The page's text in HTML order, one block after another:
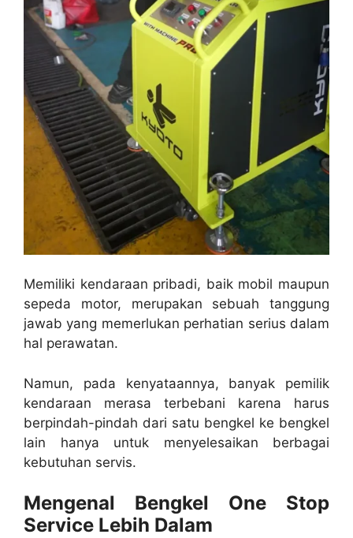
Memiliki kendaraan pribadi, baik mobil maupun
sepeda motor, merupakan sebuah tanggung
jawab yang memerlukan perhatian serius dalam
hal perawatan.
Namun, pada kenyataannya, banyak pemilik
kendaraan merasa terbebani karena harus
berpindah-pindah dari satu bengkel ke bengkel
lain hanya untuk menyelesaikan berbagai
kebutuhan servis.
Mengenal Bengkel One Stop
Service Lebih Dalam